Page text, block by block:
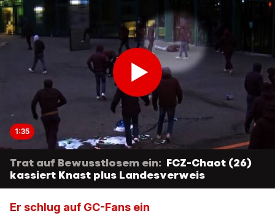
1:35
Trat auf Bewusstlosem ein: FCZ-Chaot (26)
kassiert Knast plus Landesverweis
Er schlug auf GC-Fans ein